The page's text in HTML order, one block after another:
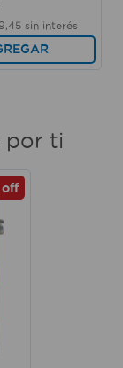
45 sin interés
por ti
off